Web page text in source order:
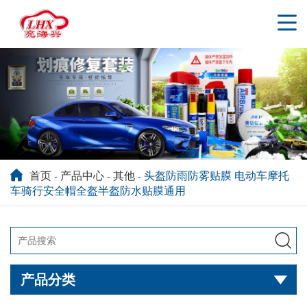
首页 - 产品中心 - 其他 - 头盔防雨防雾贴膜 电动车摩托
车骑行安全帽全盔半盔防水贴膜通用

产品分类 